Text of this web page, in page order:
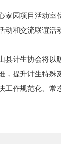
园项目活动室位
动和交流联谊活
计生协会将以暖
，提升计生特殊
工作规范化、常